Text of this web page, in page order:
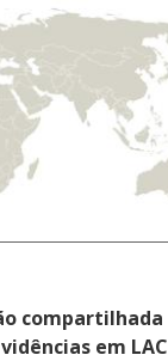
compartilhada
em LAC